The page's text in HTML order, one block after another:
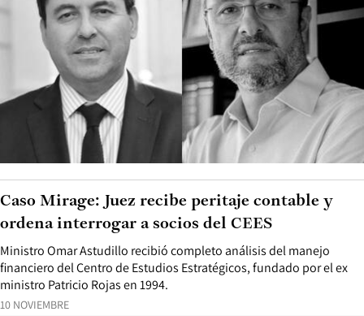
10 NOVIEMBRE
Ministro Omar Astudillo recibió completo análisis del manejo
financiero del Centro de Estudios Estratégicos, fundado por el ex
ministro Patricio Rojas en 1994.
Caso Mirage: Juez recibe peritaje contable y
ordena interrogar a socios del CEES